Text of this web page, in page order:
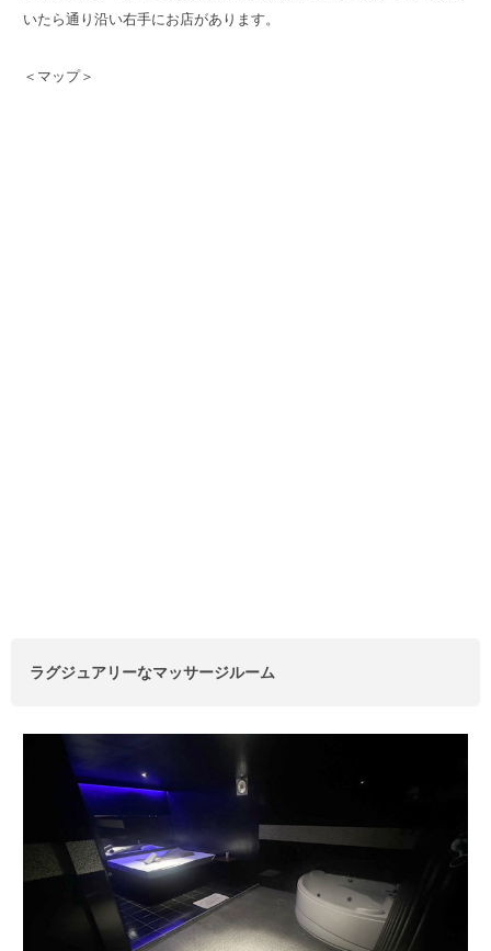
いたら通り沿い右手にお店があります。
＜マップ＞
ラグジュアリーなマッサージルーム